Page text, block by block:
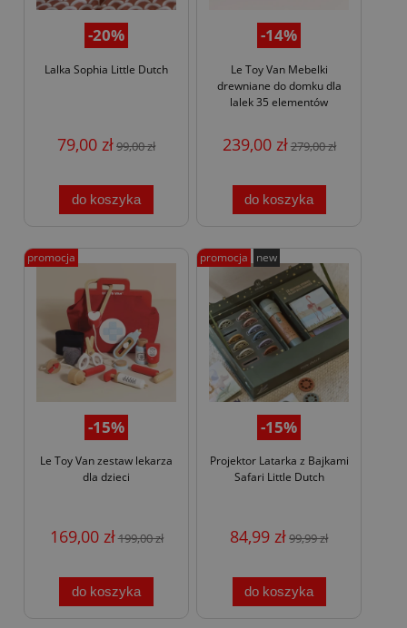
-20%
Lalka Sophia Little Dutch
79,00 zł99,00 zł
do koszyka
-14%
Le Toy Van Mebelki
drewniane do domku dla
lalek 35 elementów
239,00 zł279,00 zł
do koszyka
-15%
Le Toy Van zestaw lekarza
dla dzieci
169,00 zł199,00 zł
do koszyka
promocja
-15%
Projektor Latarka z Bajkami
Safari Little Dutch
84,99 zł99,99 zł
do koszyka
promocja new